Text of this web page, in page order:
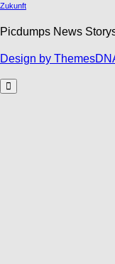
Zukunft
Picdumps News
Design by